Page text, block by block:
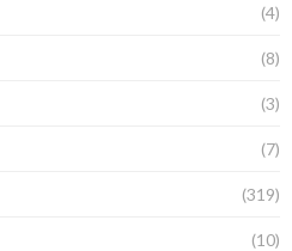
(4)
(8)
(3)
(7)
(319)
(10)